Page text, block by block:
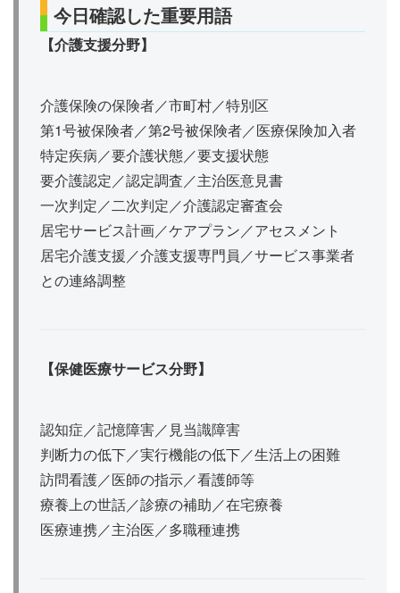
今日確認した重要用語
【介護支援分野】
介護保険の保険者／市町村／特別区
第1号被保険者／第2号被保険者／医療保険加入者
特定疾病／要介護状態／要支援状態
要介護認定／認定調査／主治医意見書
一次判定／二次判定／介護認定審査会
居宅サービス計画／ケアプラン／アセスメント
居宅介護支援／介護支援専門員／サービス事業者
との連絡調整
【保健医療サービス分野】
認知症／記憶障害／見当識障害
判断力の低下／実行機能の低下／生活上の困難
訪問看護／医師の指示／看護師等
療養上の世話／診療の補助／在宅療養
医療連携／主治医／多職種連携